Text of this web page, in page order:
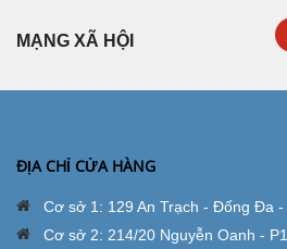
MẠNG XÃ HỘI
ĐỊA CHỈ CỬA HÀNG
Cơ sở 1: 129 An Trạch - Đống Đa -
Cơ sở 2: 214/20 Nguyễn Oanh -